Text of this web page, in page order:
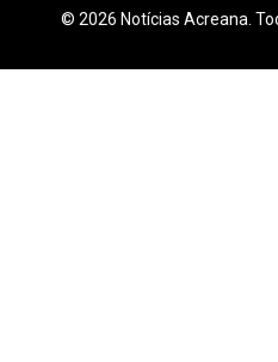
© 2026 Notícias Acreana.